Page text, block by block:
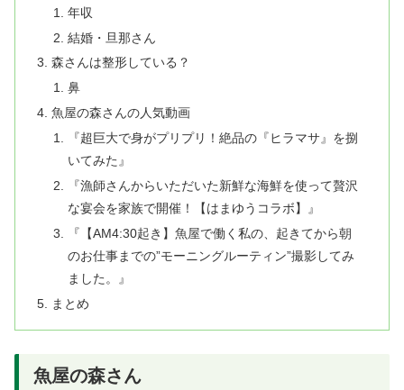
年収
結婚・旦那さん
森さんは整形している？
鼻
魚屋の森さんの人気動画
『超巨大で身がプリプリ！絶品の『ヒラマサ』を捌
いてみた』
『漁師さんからいただいた新鮮な海鮮を使って贅沢
な宴会を家族で開催！【はまゆうコラボ】』
『【AM4:30起き】魚屋で働く私の、起きてから朝
のお仕事までの”モーニングルーティン”撮影してみ
ました。』
まとめ
魚屋の森さん